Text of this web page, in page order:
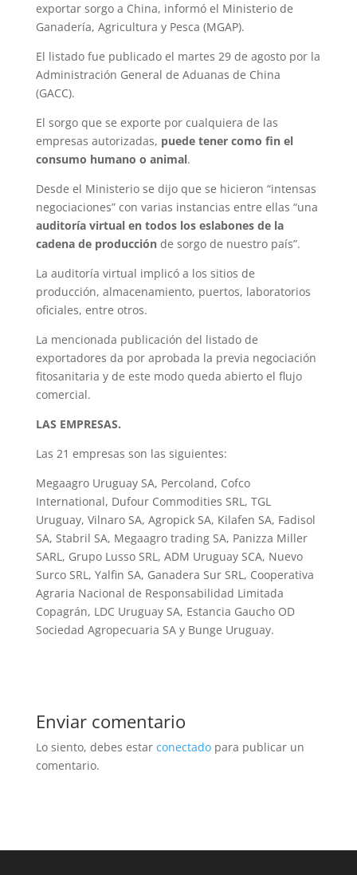
exportar sorgo a China, informó el Ministerio de
Ganadería, Agricultura y Pesca (MGAP).
El listado fue publicado el martes 29 de agosto por la
Administración General de Aduanas de China
(GACC).
El sorgo que se exporte por cualquiera de las
empresas autorizadas, puede tener como fin el
consumo humano o animal.
Desde el Ministerio se dijo que se hicieron “intensas
negociaciones” con varias instancias entre ellas “una
auditoría virtual en todos los eslabones de la
cadena de producciónde sorgo de nuestro país”.
La auditoría virtual implicó a los sitios de
producción, almacenamiento, puertos, laboratorios
oficiales, entre otros.
La mencionada publicación del listado de
exportadores da por aprobada la previa negociación
fitosanitaria y de este modo queda abierto el flujo
comercial.
LAS EMPRESAS.
Las 21 empresas son las siguientes:
Megaagro Uruguay SA, Percoland, Cofco
International, Dufour Commodities SRL, TGL
Uruguay, Vilnaro SA, Agropick SA, Kilafen SA, Fadisol
SA, Stabril SA, Megaagro trading SA, Panizza Miller
SARL, Grupo Lusso SRL, ADM Uruguay SCA, Nuevo
Surco SRL, Yalfin SA, Ganadera Sur SRL, Cooperativa
Agraria Nacional de Responsabilidad Limitada
Copagrán, LDC Uruguay SA, Estancia Gaucho OD
Sociedad Agropecuaria SA y Bunge Uruguay.
Enviar comentario
Lo siento, debes estar conectadopara publicar un
comentario.